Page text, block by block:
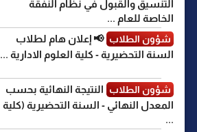
التنسيق والقبول في نظام النفقة
الخاصة للعام ...
شؤون الطلاب 📢 إعلان هام لطلاب
السنة التحضيرية - كلية العلوم الادارية ...
شؤون الطلاب
النتيجة النهائية بحسب
المعدل النهائي - السنة التحضيرية (كلية
...